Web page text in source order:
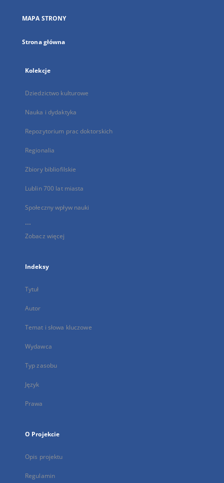
karcie
MAPA STRONY
Strona główna
Kolekcje
Dziedzictwo kulturowe
Nauka i dydaktyka
Repozytorium prac doktorskich
Regionalia
Zbiory bibliofilskie
Lublin 700 lat miasta
Społeczny wpływ nauki
...
Zobacz więcej
Indeksy
Tytuł
Autor
Temat i słowa kluczowe
Wydawca
Typ zasobu
Język
Prawa
O Projekcie
Opis projektu
Regulamin